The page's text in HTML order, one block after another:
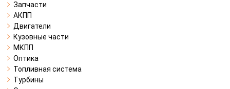
Запчасти
АКПП
Двигатели
Кузовные части
МКПП
Оптика
Топливная система
Турбины